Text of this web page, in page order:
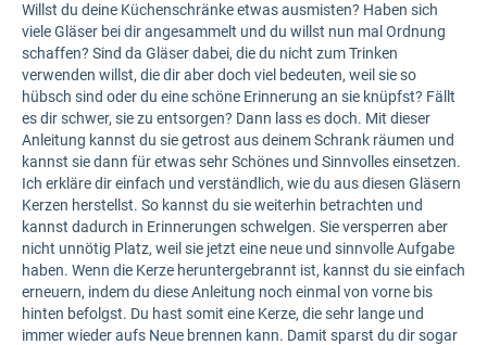
Willst du deine Küchenschränke etwas ausmisten? Haben sich
viele Gläser bei dir angesammelt und du willst nun mal Ordnung
schaffen? Sind da Gläser dabei, die du nicht zum Trinken
verwenden willst, die dir aber doch viel bedeuten, weil sie so
hübsch sind oder du eine schöne Erinnerung an sie knüpfst? Fällt
es dir schwer, sie zu entsorgen? Dann lass es doch. Mit dieser
Anleitung kannst du sie getrost aus deinem Schrank räumen und
kannst sie dann für etwas sehr Schönes und Sinnvolles einsetzen.
Ich erkläre dir einfach und verständlich, wie du aus diesen Gläsern
Kerzen herstellst. So kannst du sie weiterhin betrachten und
kannst dadurch in Erinnerungen schwelgen. Sie versperren aber
nicht unnötig Platz, weil sie jetzt eine neue und sinnvolle Aufgabe
haben. Wenn die Kerze heruntergebrannt ist, kannst du sie einfach
erneuern, indem du diese Anleitung noch einmal von vorne bis
hinten befolgst. Du hast somit eine Kerze, die sehr lange und
immer wieder aufs Neue brennen kann. Damit sparst du dir sogar